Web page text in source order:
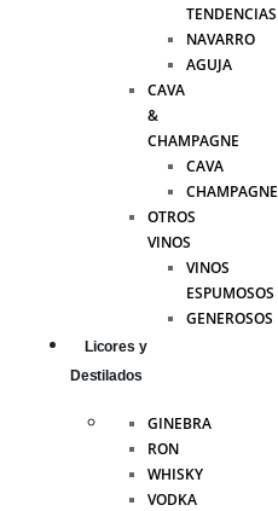
TENDENCIAS
NAVARRO
AGUJA
CAVA
&
CHAMPAGNE
CAVA
CHAMPAGNE
OTROS
VINOS
VINOS
ESPUMOSOS
GENEROSOS
Licores y
Destilados
GINEBRA
RON
WHISKY
VODKA